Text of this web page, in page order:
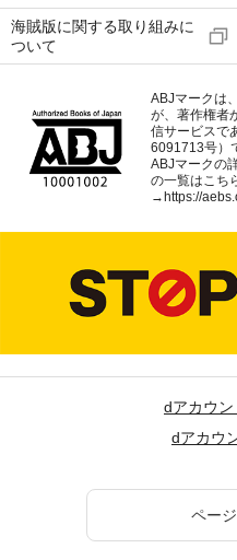
海賊版に関する取り組みに
ついて
ABJマークは
が、著作権者
信サービスで
6091713号）
ABJマークの
の一覧はこち
→ https://
dアカウン
dアカウ
ペー